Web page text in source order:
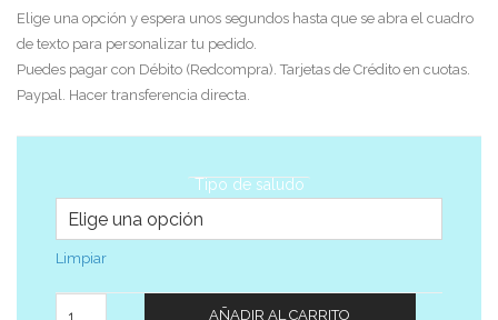
Elige una opción y espera unos segundos hasta que se abra el cuadro
de texto para personalizar tu pedido.
Puedes pagar con Débito (Redcompra). Tarjetas de Crédito en cuotas.
Paypal. Hacer transferencia directa.
Tipo de saludo
Limpiar
AÑADIR AL CARRITO